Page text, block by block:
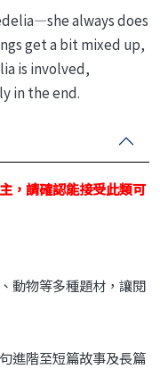
always does
get a bit mixed up,
is involved,
in the end.
，請確認能接受此類可
動物等多種題材，讓閱
進階至短篇故事及長篇